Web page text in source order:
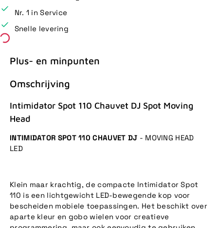
Nr. 1 in Service
Snelle levering
Plus- en minpunten
Omschrijving
Intimidator Spot 110 Chauvet DJ Spot Moving
Head
INTIMIDATOR SPOT 110 CHAUVET DJ - MOVING HEAD
LED
Klein maar krachtig, de compacte Intimidator Spot
110 is een lichtgewicht LED-bewegende kop voor
bescheiden mobiele toepassingen. Het beschikt over
aparte kleur en gobo wielen voor creatieve